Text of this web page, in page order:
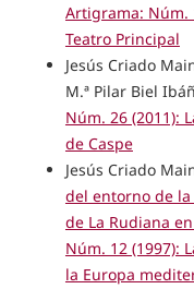
Artigrama: Núm.
Teatro Principal
Jesús Criado
M.ª Pilar Biel
Núm. 26 (2011):
de Caspe
Jesús Criado
del entorno de
de La Rudiana
Núm. 12 (1997):
la Europa